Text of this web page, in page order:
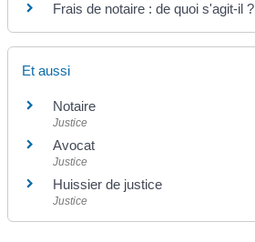
Frais de notaire : de quoi s'agit-il ?
Et aussi
Notaire
Justice
Avocat
Justice
Huissier de justice
Justice